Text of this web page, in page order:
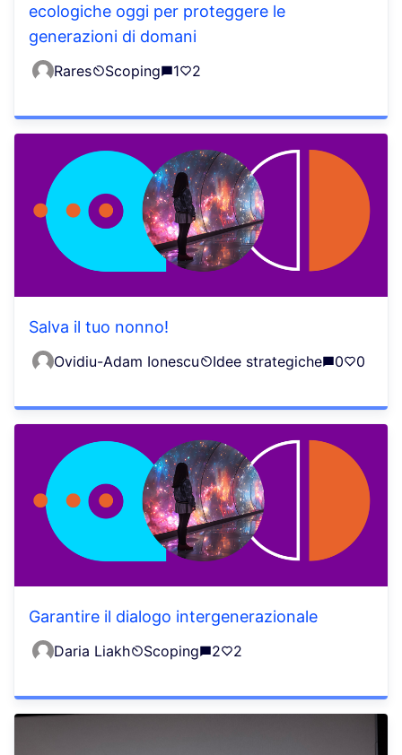
ecologiche oggi per proteggere le
generazioni di domani
Rares Scoping 1 2
Salva il tuo nonno!
Ovidiu-Adam Ionescu Idee strategiche 0 0
Garantire il dialogo intergenerazionale
Daria Liakh Scoping 2 2